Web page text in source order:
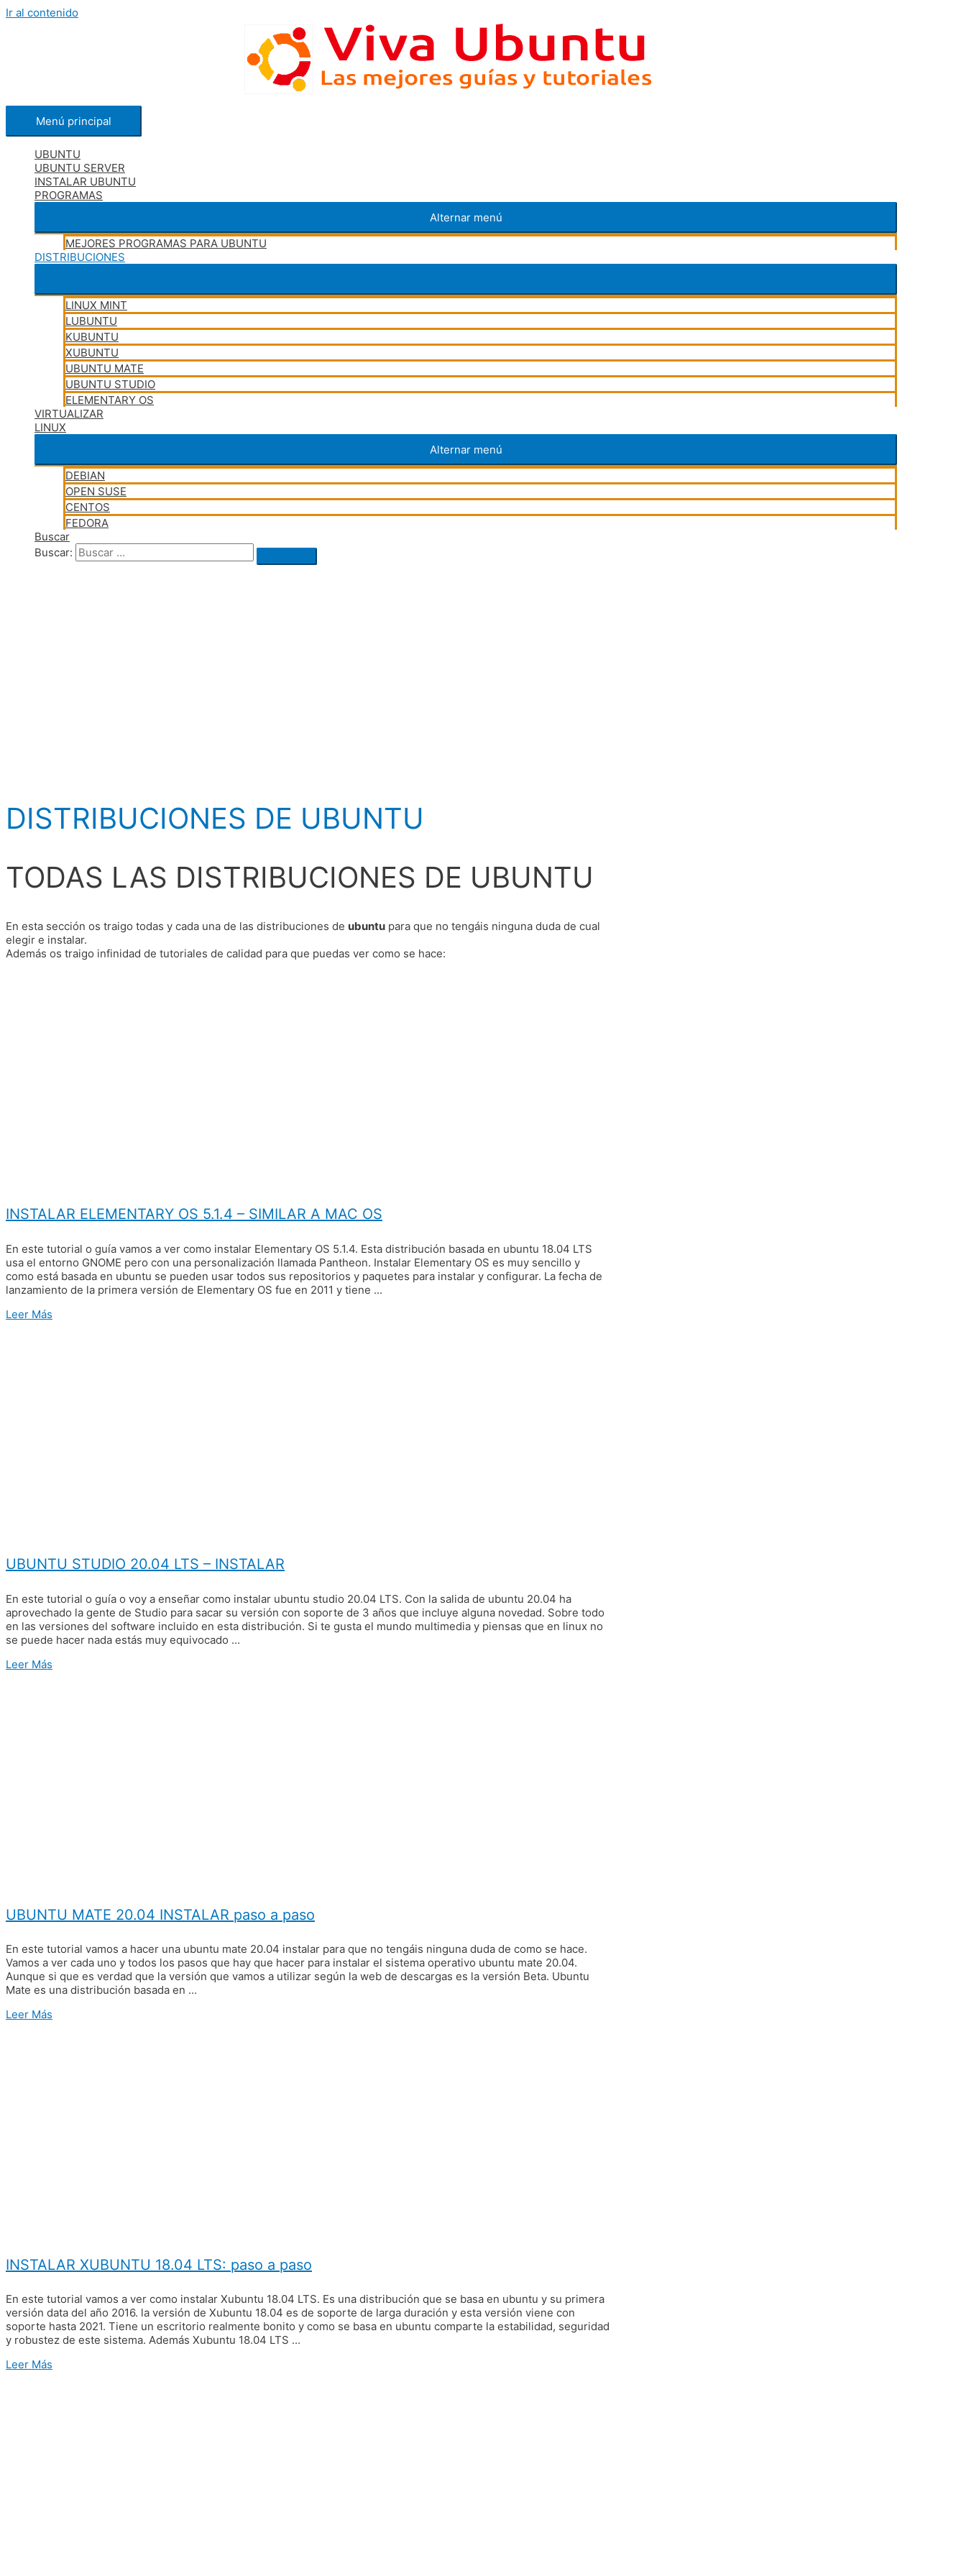
Ir al contenido
Menú principal
UBUNTU
UBUNTU SERVER
INSTALAR UBUNTU
PROGRAMAS
Alternar menú
MEJORES PROGRAMAS PARA UBUNTU
DISTRIBUCIONES
LINUX MINT
LUBUNTU
KUBUNTU
XUBUNTU
UBUNTU MATE
UBUNTU STUDIO
ELEMENTARY OS
VIRTUALIZAR
LINUX
Alternar menú
DEBIAN
OPEN SUSE
CENTOS
FEDORA
Buscar
Buscar:
DISTRIBUCIONES DE UBUNTU
TODAS LAS DISTRIBUCIONES DE UBUNTU
En esta sección os traigo todas y cada una de las distribuciones de ubuntu para que no tengáis ninguna duda de cual
elegir e instalar.
Además os traigo infinidad de tutoriales de calidad para que puedas ver como se hace:
INSTALAR ELEMENTARY OS 5.1.4 – SIMILAR A MAC OS
En este tutorial o guía vamos a ver como instalar Elementary OS 5.1.4. Esta distribución basada en ubuntu 18.04 LTS
usa el entorno GNOME pero con una personalización llamada Pantheon. Instalar Elementary OS es muy sencillo y
como está basada en ubuntu se pueden usar todos sus repositorios y paquetes para instalar y configurar. La fecha de
lanzamiento de la primera versión de Elementary OS fue en 2011 y tiene ...
Leer Más
UBUNTU STUDIO 20.04 LTS – INSTALAR
En este tutorial o guía o voy a enseñar como instalar ubuntu studio 20.04 LTS. Con la salida de ubuntu 20.04 ha
aprovechado la gente de Studio para sacar su versión con soporte de 3 años que incluye alguna novedad. Sobre todo
en las versiones del software incluido en esta distribución. Si te gusta el mundo multimedia y piensas que en linux no
se puede hacer nada estás muy equivocado ...
Leer Más
UBUNTU MATE 20.04 INSTALAR paso a paso
En este tutorial vamos a hacer una ubuntu mate 20.04 instalar para que no tengáis ninguna duda de como se hace.
Vamos a ver cada uno y todos los pasos que hay que hacer para instalar el sistema operativo ubuntu mate 20.04.
Aunque si que es verdad que la versión que vamos a utilizar según la web de descargas es la versión Beta. Ubuntu
Mate es una distribución basada en ...
Leer Más
INSTALAR XUBUNTU 18.04 LTS: paso a paso
En este tutorial vamos a ver como instalar Xubuntu 18.04 LTS. Es una distribución que se basa en ubuntu y su primera
versión data del año 2016. la versión de Xubuntu 18.04 es de soporte de larga duración y esta versión viene con
soporte hasta 2021. Tiene un escritorio realmente bonito y como se basa en ubuntu comparte la estabilidad, seguridad
y robustez de este sistema. Además Xubuntu 18.04 LTS ...
Leer Más